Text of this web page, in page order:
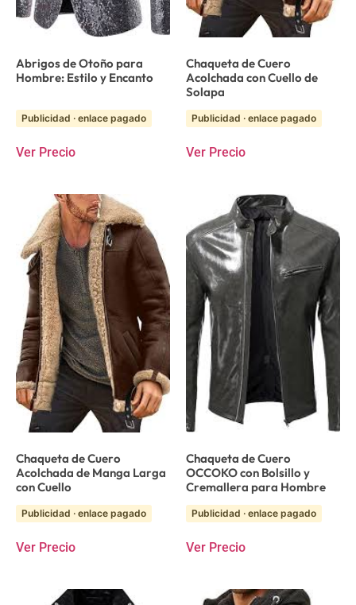
Abrigos de Otoño para
Hombre: Estilo y Encanto
Publicidad · enlace pagado
Ver Precio
Chaqueta de Cuero
Acolchada con Cuello de
Solapa
Publicidad · enlace pagado
Ver Precio
Chaqueta de Cuero
Acolchada de Manga Larga
con Cuello
Publicidad · enlace pagado
Ver Precio
Chaqueta de Cuero
OCCOKO con Bolsillo y
Cremallera para Hombre
Publicidad · enlace pagado
Ver Precio